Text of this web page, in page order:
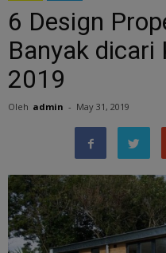
6 Design
Banyak dicari
2019
Oleh admin - May 31, 2019